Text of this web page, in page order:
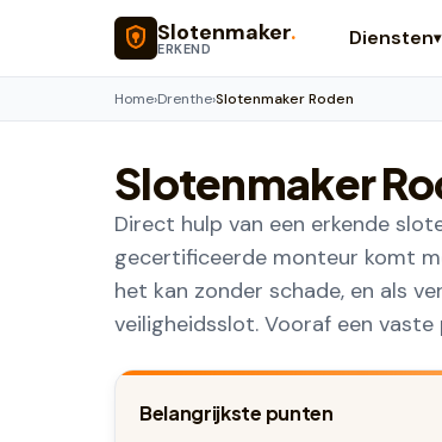
Naar hoofdinhoud
Slotenmaker.
ERKEND Diensten▾
Home›Drenthe›Slotenmaker Roden
Slotenmaker
Direct hulp van een erkende
gecertificeerde monteur komt
het kan zonder schade, en als
veiligheidsslot. Vooraf een
Belangrijkste punten